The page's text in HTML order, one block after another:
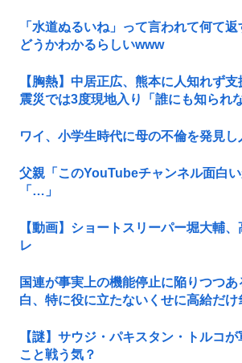
「水道ぬるいね」って言われて何て
どうかわかるらしいwww
【胸熱】中居正広、熊本に人知れず
震災では3度現地入り「誰にも知られ
ワイ、小学生時代に母の不倫を発見し
父親「このYouTubeチャンネル面白
「…」
【動画】ショートスリーパー堀大輔
レ
国連が事実上の機能停止に陥りつつ
白、特に役に立たないくせに高給だけ
【謎】サウジ・パキスタン・トルコ
こと戦う気？